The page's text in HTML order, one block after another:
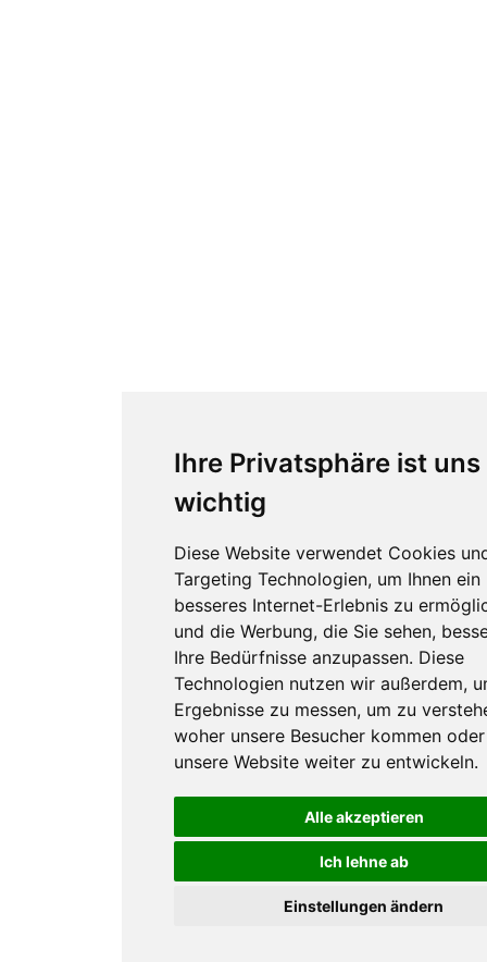
Ihre Privatsphäre ist uns
wichtig
Diese Website verwendet Cookies
Targeting Technologien, um Ihnen ein
besseres Internet-Erlebnis zu
und die Werbung, die Sie sehen,
Ihre Bedürfnisse anzupassen. Diese
Technologien nutzen wir außerdem,
Ergebnisse zu messen, um zu
woher unsere Besucher kommen
unsere Website weiter zu entwickeln.
Alle akzeptieren
Ich lehne ab
Einstellungen ändern